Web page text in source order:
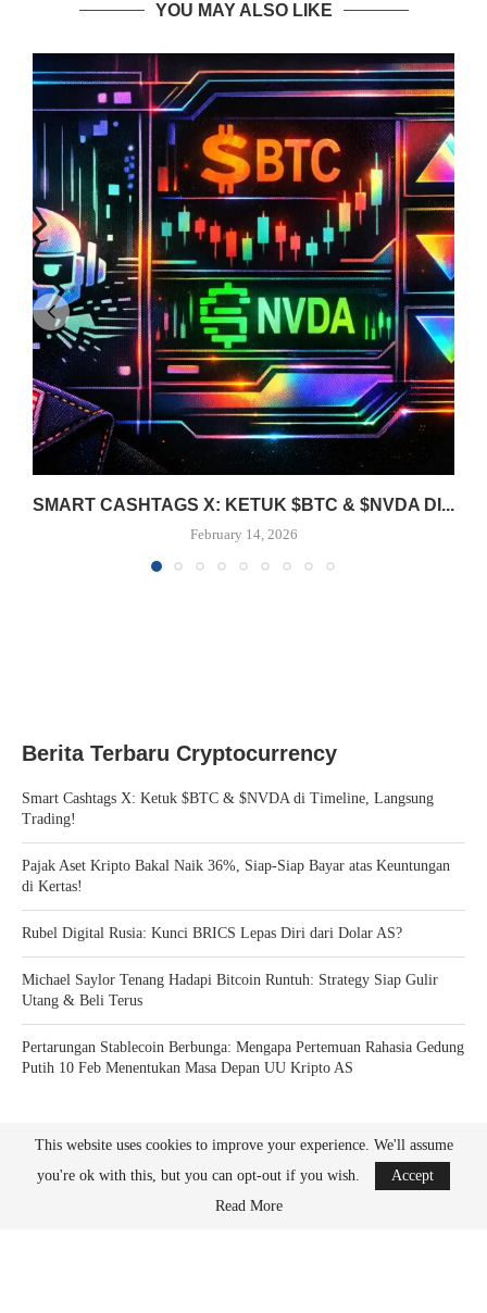
YOU MAY ALSO LIKE
SMART CASHTAGS X: KETUK $BTC & $NVDA DI...
February 14, 2026
Berita Terbaru Cryptocurrency
Smart Cashtags X: Ketuk $BTC & $NVDA di Timeline, Langsung
Trading!
Pajak Aset Kripto Bakal Naik 36%, Siap-Siap Bayar atas Keuntungan
di Kertas!
Rubel Digital Rusia: Kunci BRICS Lepas Diri dari Dolar AS?
Michael Saylor Tenang Hadapi Bitcoin Runtuh: Strategy Siap Gulir
Utang & Beli Terus
Pertarungan Stablecoin Berbunga: Mengapa Pertemuan Rahasia Gedung
Putih 10 Feb Menentukan Masa Depan UU Kripto AS
Bitcoin News Crypto is the leader in news and information on cryptocurrency, digital
This website uses cookies to improve your experience. We'll assume
you're ok with this, but you can opt-out if you wish.
Accept
Read More